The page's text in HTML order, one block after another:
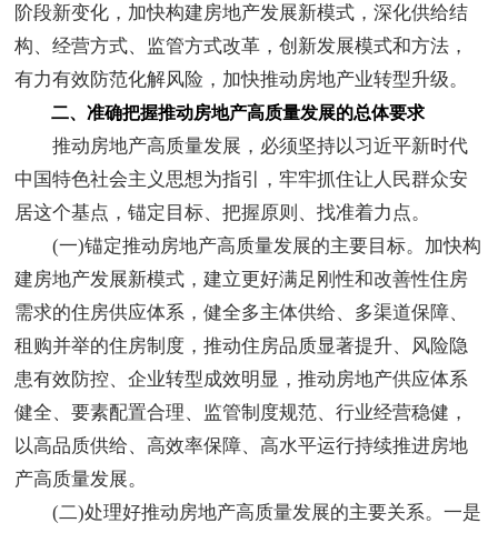
阶段新变化，加快构建房地产发展新模式，深化供给结
构、经营方式、监管方式改革，创新发展模式和方法，
有力有效防范化解风险，加快推动房地产业转型升级。
二、准确把握推动房地产高质量发展的总体要求
推动房地产高质量发展，必须坚持以习近平新时代
中国特色社会主义思想为指引，牢牢抓住让人民群众安
居这个基点，锚定目标、把握原则、找准着力点。
(一)锚定推动房地产高质量发展的主要目标。加快构
建房地产发展新模式，建立更好满足刚性和改善性住房
需求的住房供应体系，健全多主体供给、多渠道保障、
租购并举的住房制度，推动住房品质显著提升、风险隐
患有效防控、企业转型成效明显，推动房地产供应体系
健全、要素配置合理、监管制度规范、行业经营稳健，
以高品质供给、高效率保障、高水平运行持续推进房地
产高质量发展。
(二)处理好推动房地产高质量发展的主要关系。一是